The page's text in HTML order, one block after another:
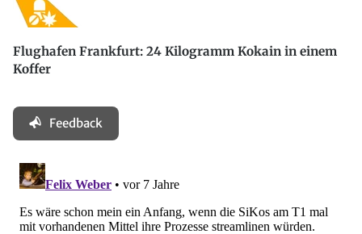
Flughafen Frankfurt: 24 Kilogramm Kokain in einem
Koffer
Feedback